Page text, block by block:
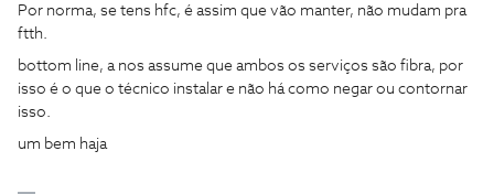
Por norma, se tens hfc, é assim que vão manter, não mudam pra
ftth.
bottom line, a nos assume que ambos os serviços são fibra, por
isso é o que o técnico instalar e não há como negar ou contornar
isso.
um bem haja